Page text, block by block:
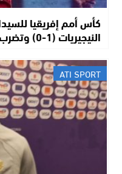
النيجيريات (1-0) وتضرب موعدا مع المغرب في…
ATI SPORT